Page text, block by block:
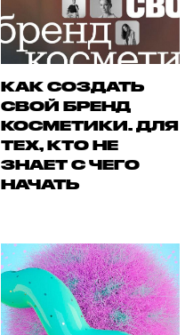
КАК СОЗДАТЬ
СВОЙ БРЕНД
КОСМЕТИКИ. ДЛЯ
ТЕХ, КТО НЕ
ЗНАЕТ С ЧЕГО
НАЧАТЬ